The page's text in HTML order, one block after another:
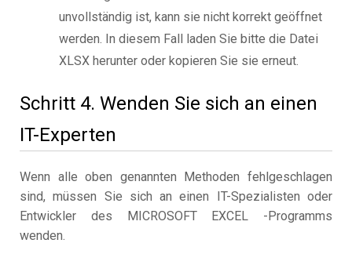
unvollständig ist, kann sie nicht korrekt geöffnet
werden. In diesem Fall laden Sie bitte die Datei
XLSX herunter oder kopieren Sie sie erneut.
Schritt 4. Wenden Sie sich an einen
IT-Experten
Wenn alle oben genannten Methoden fehlgeschlagen
sind, müssen Sie sich an einen IT-Spezialisten oder
Entwickler des MICROSOFT EXCEL -Programms
wenden.